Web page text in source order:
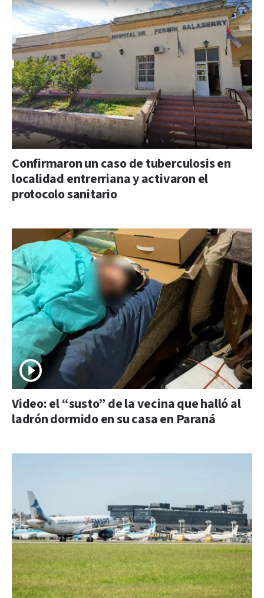
Confirmaron un caso de tuberculosis en
localidad entrerriana y activaron el
protocolo sanitario
Video: el “susto” de la vecina que halló al
ladrón dormido en su casa en Paraná